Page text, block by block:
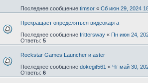
Последнее сообщение timsor « Сб июн 29, 2024
Прекращает определяться видеокарта
Последнее сообщение frittersway « Пн июн 24,
Ответы: 5
Rockstar Games Launcher и aster
Последнее сообщение dokegit561 « Чт май 30,
Ответы: 6